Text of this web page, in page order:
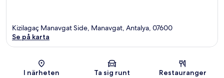
Karta
Kizilagaç Manavgat Side, Manavgat, Antalya, 07600
Se på karta
I närheten Ta sig runt Restauranger